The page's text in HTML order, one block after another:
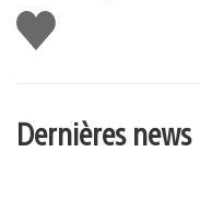
J'aime
Dernières news